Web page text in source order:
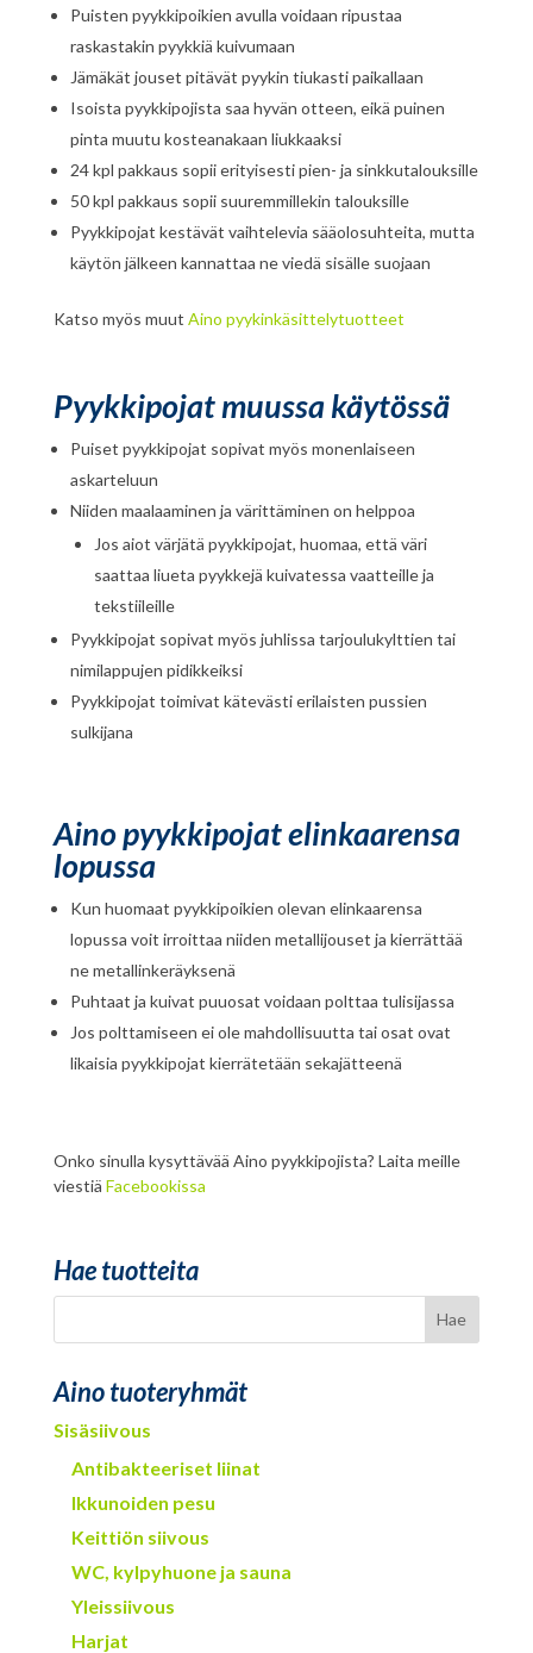
Puisten pyykkipoikien avulla voidaan ripustaa
raskastakin pyykkiä kuivumaan
Jämäkät jouset pitävät pyykin tiukasti paikallaan
Isoista pyykkipojista saa hyvän otteen, eikä puinen
pinta muutu kosteanakaan liukkaaksi
24 kpl pakkaus sopii erityisesti pien- ja sinkkutalouksille
50 kpl pakkaus sopii suuremmillekin talouksille
Pyykkipojat kestävät vaihtelevia sääolosuhteita, mutta
käytön jälkeen kannattaa ne viedä sisälle suojaan
Katso myös muut Aino pyykinkäsittelytuotteet
Pyykkipojat muussa käytössä
Puiset pyykkipojat sopivat myös monenlaiseen
askarteluun
Niiden maalaaminen ja värittäminen on helppoa
Jos aiot värjätä pyykkipojat, huomaa, että väri
saattaa liueta pyykkejä kuivatessa vaatteille ja
tekstiileille
Pyykkipojat sopivat myös juhlissa tarjoulukylttien tai
nimilappujen pidikkeiksi
Pyykkipojat toimivat kätevästi erilaisten pussien
sulkijana
Aino pyykkipojat elinkaarensa
lopussa
Kun huomaat pyykkipoikien olevan elinkaarensa
lopussa voit irroittaa niiden metallijouset ja kierrättää
ne metallinkeräyksenä
Puhtaat ja kuivat puuosat voidaan polttaa tulisijassa
Jos polttamiseen ei ole mahdollisuutta tai osat ovat
likaisia pyykkipojat kierrätetään sekajätteenä
Onko sinulla kysyttävää Aino pyykkipojista? Laita meille
viestiä Facebookissa
Hae tuotteita
Aino tuoteryhmät
Sisäsiivous
Antibakteeriset liinat
Ikkunoiden pesu
Keittiön siivous
WC, kylpyhuone ja sauna
Yleissiivous
Harjat